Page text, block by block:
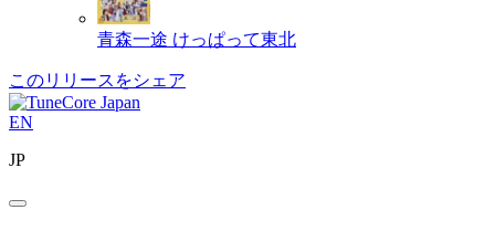
青森一途 けっぱって東北
このリリースをシェア
EN
JP